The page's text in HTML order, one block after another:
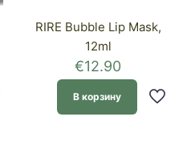
RIRE Bubble Lip Mask,
12ml
€12.90
В корзину